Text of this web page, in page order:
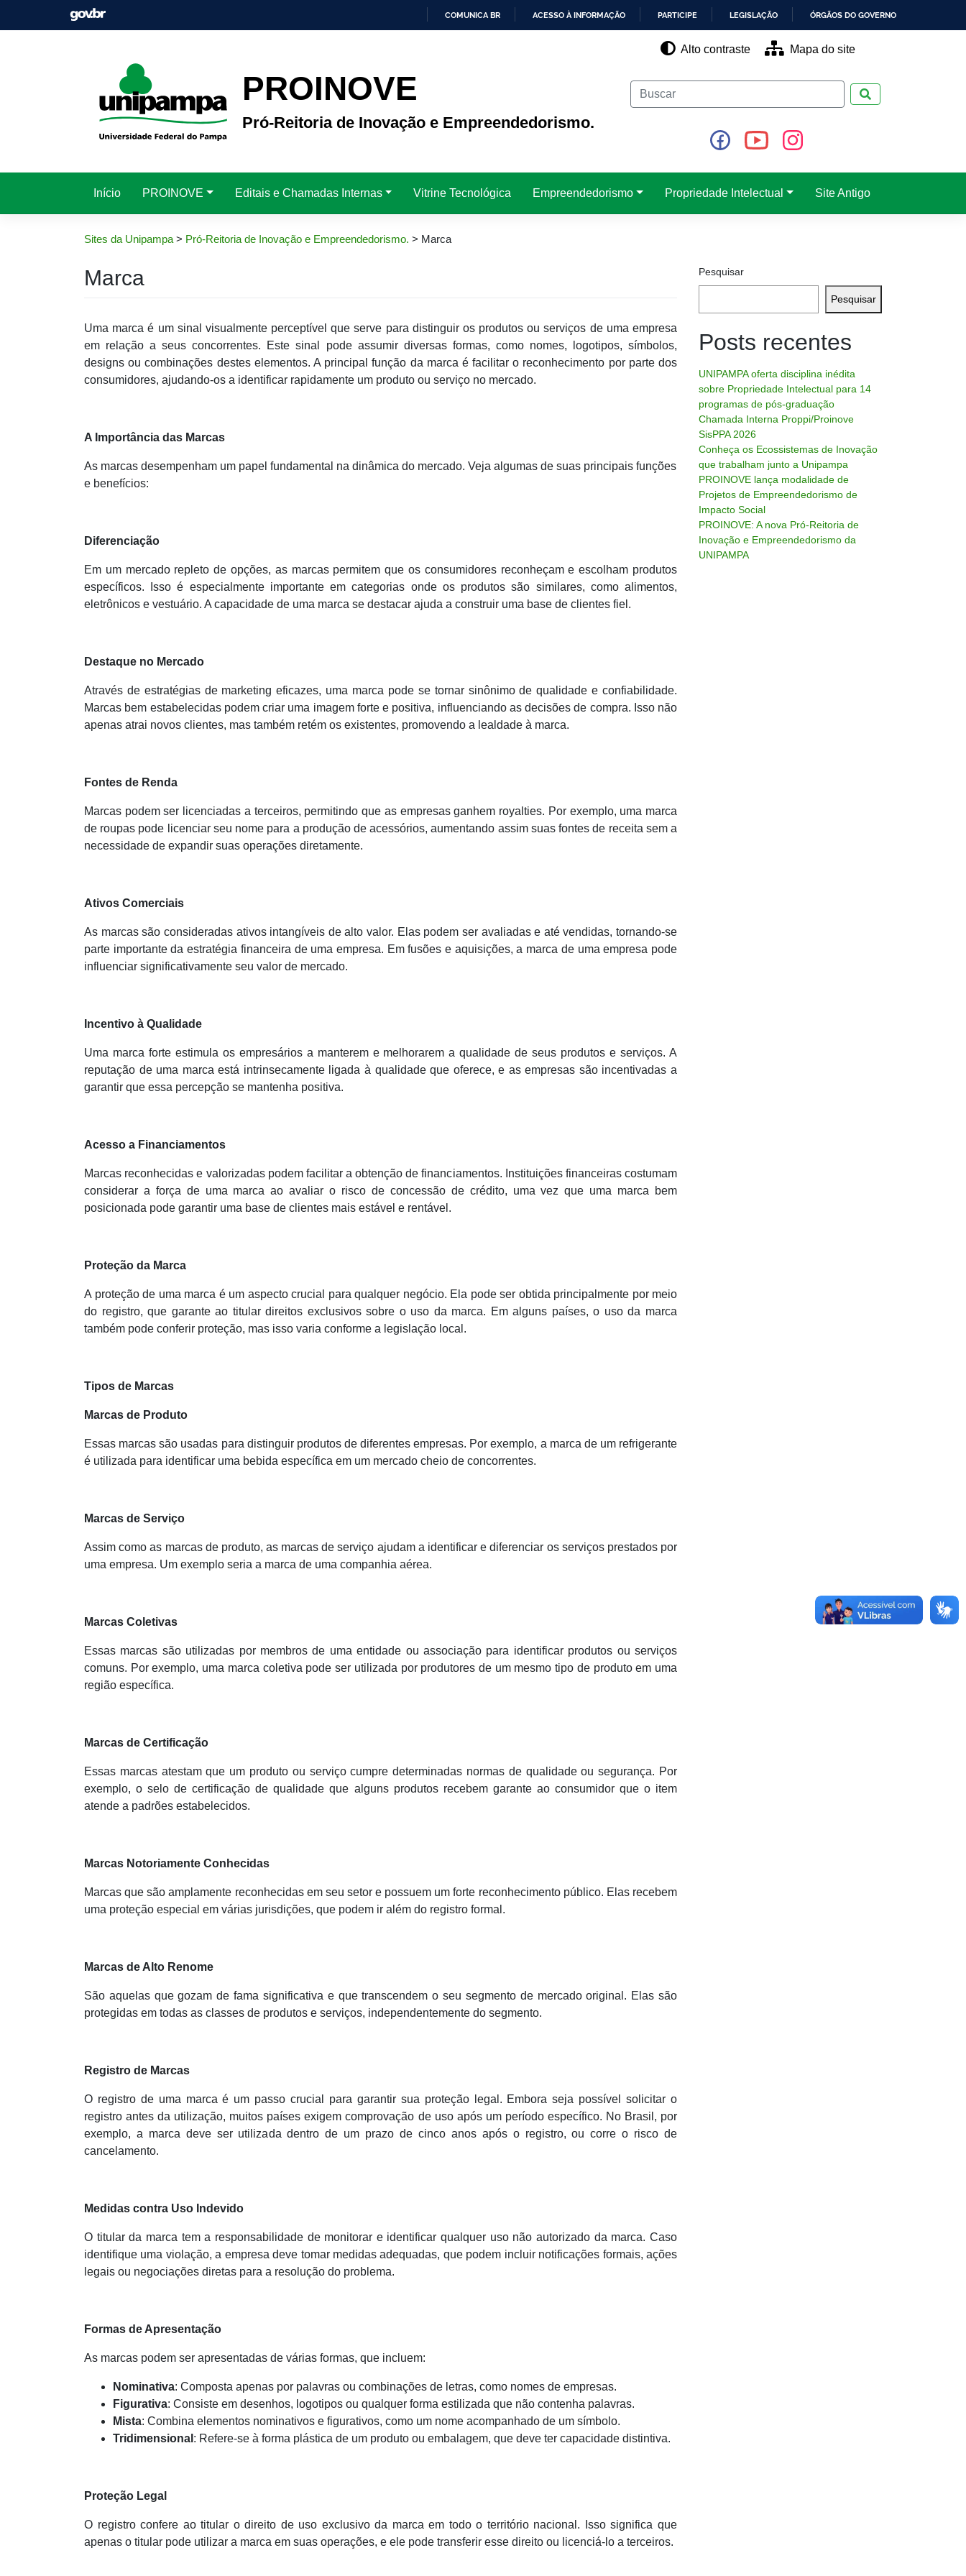
COMUNICA BR ACESSO À INFORMAÇÃO PARTICIPE LEGISLAÇÃO ÓRGÃOS DO GOVERNO
PROINOVE
Pró-Reitoria de Inovação e Empreendedorismo.
Alto contraste Mapa do site
Início PROINOVE Editais e Chamadas Internas Vitrine Tecnológica Empreendedorismo Propriedade Intelectual Site Antigo
Sites da Unipampa> Pró-Reitoria de Inovação e Empreendedorismo. > Marca
Marca
Uma marca é um sinal visualmente perceptível que serve para distinguir os produtos ou serviços de uma empresa
em relação a seus concorrentes. Este sinal pode assumir diversas formas, como nomes, logotipos, símbolos,
designs ou combinações destes elementos. A principal função da marca é facilitar o reconhecimento por parte dos
consumidores, ajudando-os a identificar rapidamente um produto ou serviço no mercado.
A Importância das Marcas
As marcas desempenham um papel fundamental na dinâmica do mercado. Veja algumas de suas principais funções
e benefícios:
Diferenciação
Em um mercado repleto de opções, as marcas permitem que os consumidores reconheçam e escolham produtos
específicos. Isso é especialmente importante em categorias onde os produtos são similares, como alimentos,
eletrônicos e vestuário. A capacidade de uma marca se destacar ajuda a construir uma base de clientes fiel.
Destaque no Mercado
Através de estratégias de marketing eficazes, uma marca pode se tornar sinônimo de qualidade e confiabilidade.
Marcas bem estabelecidas podem criar uma imagem forte e positiva, influenciando as decisões de compra. Isso não
apenas atrai novos clientes, mas também retém os existentes, promovendo a lealdade à marca.
Fontes de Renda
Marcas podem ser licenciadas a terceiros, permitindo que as empresas ganhem royalties. Por exemplo, uma marca
de roupas pode licenciar seu nome para a produção de acessórios, aumentando assim suas fontes de receita sem a
necessidade de expandir suas operações diretamente.
Ativos Comerciais
As marcas são consideradas ativos intangíveis de alto valor. Elas podem ser avaliadas e até vendidas, tornando-se
parte importante da estratégia financeira de uma empresa. Em fusões e aquisições, a marca de uma empresa pode
influenciar significativamente seu valor de mercado.
Incentivo à Qualidade
Uma marca forte estimula os empresários a manterem e melhorarem a qualidade de seus produtos e serviços. A
reputação de uma marca está intrinsecamente ligada à qualidade que oferece, e as empresas são incentivadas a
garantir que essa percepção se mantenha positiva.
Acesso a Financiamentos
Marcas reconhecidas e valorizadas podem facilitar a obtenção de financiamentos. Instituições financeiras costumam
considerar a força de uma marca ao avaliar o risco de concessão de crédito, uma vez que uma marca bem
posicionada pode garantir uma base de clientes mais estável e rentável.
Proteção da Marca
A proteção de uma marca é um aspecto crucial para qualquer negócio. Ela pode ser obtida principalmente por meio
do registro, que garante ao titular direitos exclusivos sobre o uso da marca. Em alguns países, o uso da marca
também pode conferir proteção, mas isso varia conforme a legislação local.
Tipos de Marcas
Marcas de Produto
Essas marcas são usadas para distinguir produtos de diferentes empresas. Por exemplo, a marca de um refrigerante
é utilizada para identificar uma bebida específica em um mercado cheio de concorrentes.
Marcas de Serviço
Assim como as marcas de produto, as marcas de serviço ajudam a identificar e diferenciar os serviços prestados por
uma empresa. Um exemplo seria a marca de uma companhia aérea.
Marcas Coletivas
Essas marcas são utilizadas por membros de uma entidade ou associação para identificar produtos ou serviços
comuns. Por exemplo, uma marca coletiva pode ser utilizada por produtores de um mesmo tipo de produto em uma
região específica.
Marcas de Certificação
Essas marcas atestam que um produto ou serviço cumpre determinadas normas de qualidade ou segurança. Por
exemplo, o selo de certificação de qualidade que alguns produtos recebem garante ao consumidor que o item
atende a padrões estabelecidos.
Marcas Notoriamente Conhecidas
Marcas que são amplamente reconhecidas em seu setor e possuem um forte reconhecimento público. Elas recebem
uma proteção especial em várias jurisdições, que podem ir além do registro formal.
Marcas de Alto Renome
São aquelas que gozam de fama significativa e que transcendem o seu segmento de mercado original. Elas são
protegidas em todas as classes de produtos e serviços, independentemente do segmento.
Registro de Marcas
O registro de uma marca é um passo crucial para garantir sua proteção legal. Embora seja possível solicitar o
registro antes da utilização, muitos países exigem comprovação de uso após um período específico. No Brasil, por
exemplo, a marca deve ser utilizada dentro de um prazo de cinco anos após o registro, ou corre o risco de
cancelamento.
Medidas contra Uso Indevido
O titular da marca tem a responsabilidade de monitorar e identificar qualquer uso não autorizado da marca. Caso
identifique uma violação, a empresa deve tomar medidas adequadas, que podem incluir notificações formais, ações
legais ou negociações diretas para a resolução do problema.
Formas de Apresentação
As marcas podem ser apresentadas de várias formas, que incluem:
Nominativa: Composta apenas por palavras ou combinações de letras, como nomes de empresas.
Figurativa: Consiste em desenhos, logotipos ou qualquer forma estilizada que não contenha palavras.
Mista: Combina elementos nominativos e figurativos, como um nome acompanhado de um símbolo.
Tridimensional : Refere-se à forma plástica de um produto ou embalagem, que deve ter capacidade distintiva.
Proteção Legal
O registro confere ao titular o direito de uso exclusivo da marca em todo o território nacional. Isso significa que
apenas o titular pode utilizar a marca em suas operações, e ele pode transferir esse direito ou licenciá-lo a terceiros.
Pesquisar
Pesquisar
Posts recentes
UNIPAMPA oferta disciplina inédita
sobre Propriedade Intelectual para 14
programas de pós-graduação
Chamada Interna Proppi/Proinove
SisPPA 2026
Conheça os Ecossistemas de Inovação
que trabalham junto a Unipampa
PROINOVE lança modalidade de
Projetos de Empreendedorismo de
Impacto Social
PROINOVE: A nova Pró-Reitoria de
Inovação e Empreendedorismo da
UNIPAMPA